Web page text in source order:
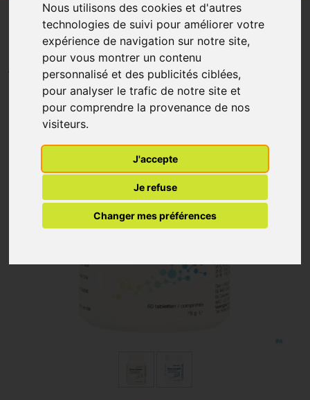
Nous utilisons des cookies et d'autres
technologies de suivi pour améliorer votre
expérience de navigation sur notre site,
pour vous montrer un contenu
personnalisé et des publicités ciblées,
pour analyser le trafic de notre site et
pour comprendre la provenance de nos
visiteurs.
J'accepte
Je refuse
Changer mes préférences
Hemocomplex Metagenics 60
Comprimés
METAGENICS